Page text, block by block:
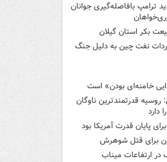
ترامپ بافاصله‌گیری جوانان
بکر استان گیلان
نفت چین به دلیل جنگ
خامنه‌ای بودن» است
روسیه قدرتمندترین ناوگان
دارد
پایان قدرت آمریکا بود
زن برای قتل شوهرش